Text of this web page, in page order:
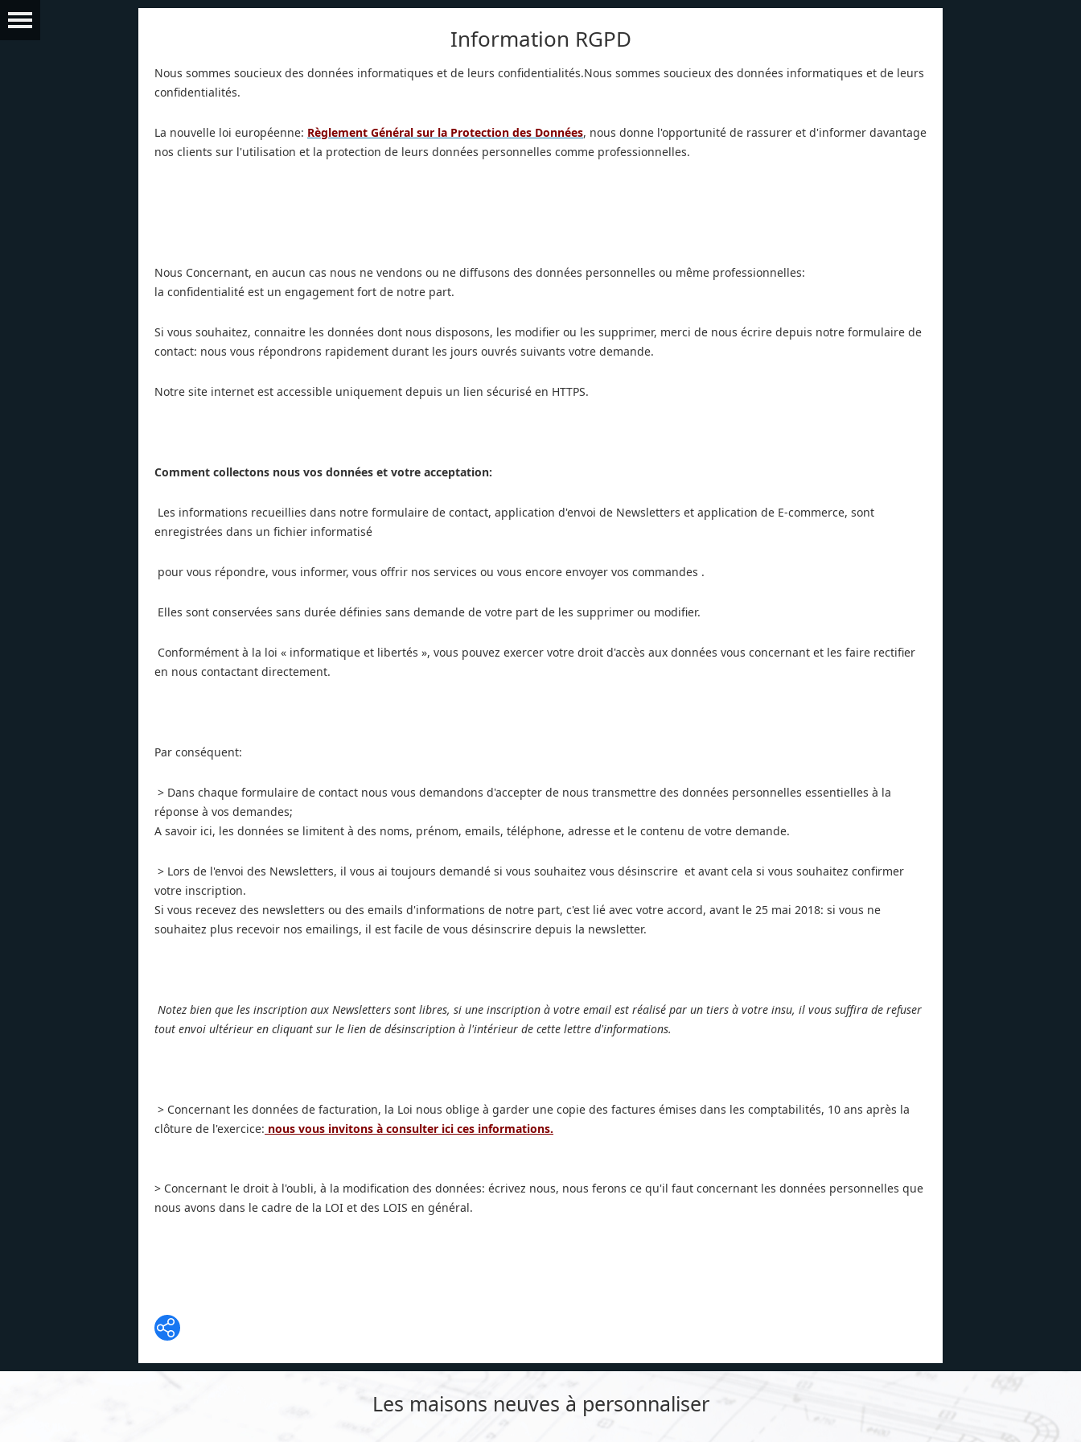
Information RGPD
Nous sommes soucieux des données informatiques et de leurs confidentialités.Nous sommes soucieux des données informatiques et de leurs
confidentialités.
La nouvelle loi européenne: Règlement Général sur la Protection des Données, nous donne l'opportunité de rassurer et d'informer davantage
nos clients sur l'utilisation et la protection de leurs données personnelles comme professionnelles.
Nous Concernant, en aucun cas nous ne vendons ou ne diffusons des données personnelles ou même professionnelles:
la confidentialité est un engagement fort de notre part.
Si vous souhaitez, connaitre les données dont nous disposons, les modifier ou les supprimer, merci de nous écrire depuis notre formulaire de
contact: nous vous répondrons rapidement durant les jours ouvrés suivants votre demande.
Notre site internet est accessible uniquement depuis un lien sécurisé en HTTPS.
Comment collectons nous vos données et votre acceptation:
Les informations recueillies dans notre formulaire de contact, application d'envoi de Newsletters et application de E-commerce, sont
enregistrées dans un fichier informatisé
pour vous répondre, vous informer, vous offrir nos services ou vous encore envoyer vos commandes .
Elles sont conservées sans durée définies sans demande de votre part de les supprimer ou modifier.
Conformément à la loi « informatique et libertés », vous pouvez exercer votre droit d'accès aux données vous concernant et les faire rectifier
en nous contactant directement.
Par conséquent:
> Dans chaque formulaire de contact nous vous demandons d'accepter de nous transmettre des données personnelles essentielles à la
réponse à vos demandes;
A savoir ici, les données se limitent à des noms, prénom, emails, téléphone, adresse et le contenu de votre demande.
> Lors de l'envoi des Newsletters, il vous ai toujours demandé si vous souhaitez vous désinscrire et avant cela si vous souhaitez confirmer
votre inscription.
Si vous recevez des newsletters ou des emails d'informations de notre part, c'est lié avec votre accord, avant le 25 mai 2018: si vous ne
souhaitez plus recevoir nos emailings, il est facile de vous désinscrire depuis la newsletter.
Notez bien que les inscription aux Newsletters sont libres, si une inscription à votre email est réalisé par un tiers à votre insu, il vous suffira de refuser
tout envoi ultérieur en cliquant sur le lien de désinscription à l'intérieur de cette lettre d'informations.
> Concernant les données de facturation, la Loi nous oblige à garder une copie des factures émises dans les comptabilités, 10 ans après la
clôture de l'exercice: nous vous invitons à consulter ici ces informations.
> Concernant le droit à l'oubli, à la modification des données: écrivez nous, nous ferons ce qu'il faut concernant les données personnelles que
nous avons dans le cadre de la LOI et des LOIS en général.
Les maisons neuves à personnaliser